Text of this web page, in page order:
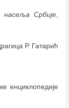
насеља Србије
Р. Гатарић
енциклопедије